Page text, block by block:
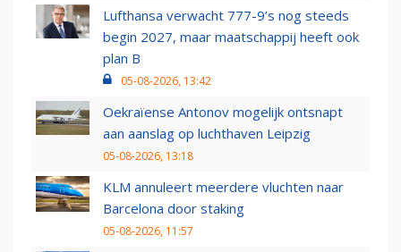
Lufthansa verwacht 777-9’s nog steeds
begin 2027, maar maatschappij heeft ook
plan B
05-08-2026, 13:42
Oekraïense Antonov mogelijk ontsnapt
aan aanslag op luchthaven Leipzig
05-08-2026, 13:18
KLM annuleert meerdere vluchten naar
Barcelona door staking
05-08-2026, 11:57